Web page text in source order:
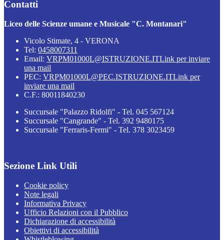
Contatti
Liceo delle Scienze umane e Musicale "C. Montanari"
Vicolo Stimate, 4 - VERONA
Tel: 0458007311
Email: VRPM01000L@ISTRUZIONE.ITLink per inviare
una mail
PEC: VRPM01000L@PEC.ISTRUZIONE.ITLink per
inviare una mail
C.F.: 80011840230
Succursale "Palazzo Ridolfi" - Tel. 045 567124
Succursale "Cangrande" - Tel. 392 9480175
Succursale "Ferraris-Fermi" - Tel. 378 3023459
Sezione Link Utili
Cookie policy
Note legali
Informativa Privacy
Ufficio Relazioni con il Pubblico
Dichiarazione di accessibilità
Obiettivi di accessibilità